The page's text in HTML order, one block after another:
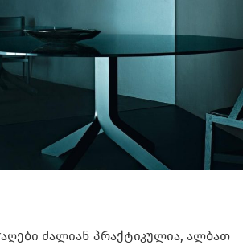
ძალიან პრაქტიკულია, ალბათ